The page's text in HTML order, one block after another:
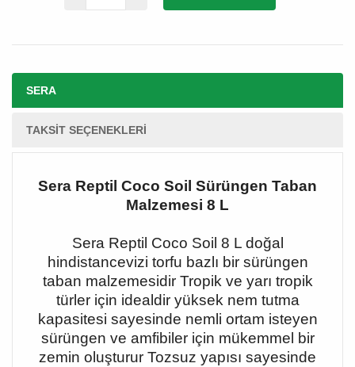
SERA
TAKSIT SEÇENEKLERI
Sera Reptil Coco Soil Sürüngen Taban
Malzemesi 8 L
Sera Reptil Coco Soil 8 L doğal
hindistancevizi torfu bazlı bir sürüngen
taban malzemesidir Tropik ve yarı tropik
türler için idealdir yüksek nem tutma
kapasitesi sayesinde nemli ortam isteyen
sürüngen ve amfibiler için mükemmel bir
zemin oluşturur Tozsuz yapısı sayesinde